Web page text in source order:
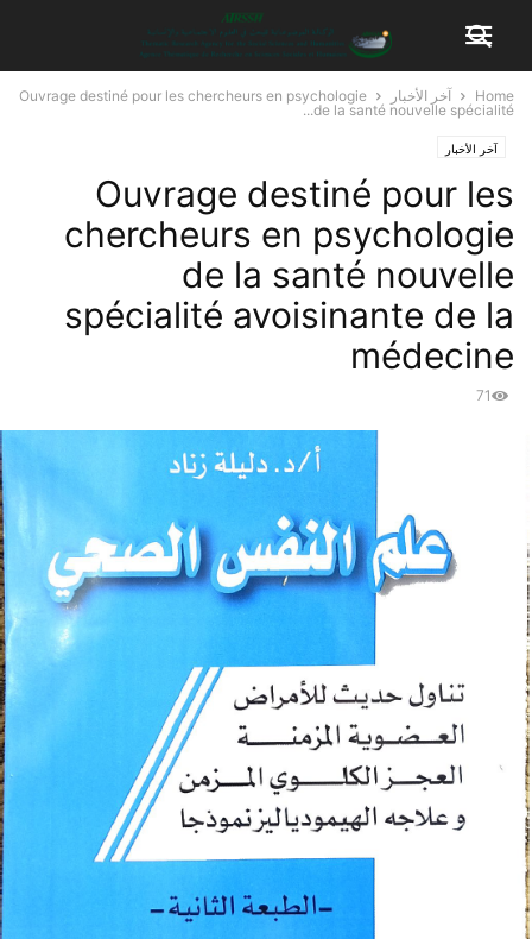
Home آخر الأخبار
Ouvrage destiné pour les chercheurs en psychologie
de la santé nouvelle spécialité...
آخر الأخبار
Ouvrage destiné pour les
chercheurs en psychologie
de la santé nouvelle
spécialité avoisinante de la
médecine
71